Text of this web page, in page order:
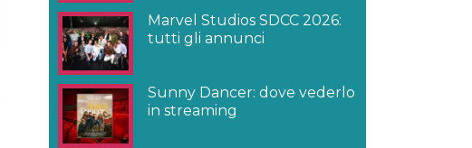
Marvel Studios SDCC 2026:
tutti gli annunci
Sunny Dancer: dove vederlo
in streaming